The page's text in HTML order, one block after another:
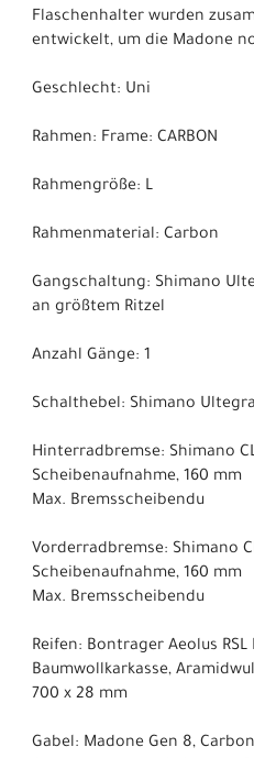
Flaschenhalter wurden
entwickelt, um die Madone
Geschlecht: Uni
Rahmen: Frame: CARBON
Rahmengröße: L
Rahmenmaterial: Carbon
Gangschaltung: Shimano
an größtem Ritzel
Anzahl Gänge: 1
Schalthebel: Shimano Ultegra
Hinterradbremse: Shimano
Scheibenaufnahme, 160 mm
Max. Bremsscheibendu
Vorderradbremse: Shimano
Scheibenaufnahme, 160 mm
Max. Bremsscheibendu
Reifen: Bontrager Aeolus RSL
Baumwollkarkasse,
700 x 28 mm
Gabel: Madone Gen 8,